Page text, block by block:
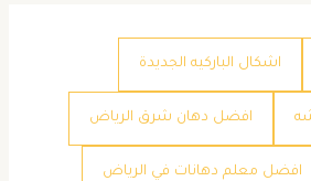
اشكال الباركيه الجديدة
افضل دهان شرق الرياض
افضل معلم دهانات في الرياض